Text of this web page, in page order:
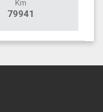
Km
79941